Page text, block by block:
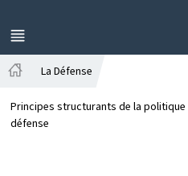
MENU
PRINCIPAL
La Défense
Principes structurants de la politique
défense